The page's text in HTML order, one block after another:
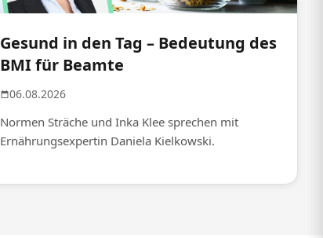
Gesund in den Tag – Bedeutung des
BMI für Beamte
06.08.2026
Normen Sträche und Inka Klee sprechen mit
Ernährungsexpertin Daniela Kielkowski.